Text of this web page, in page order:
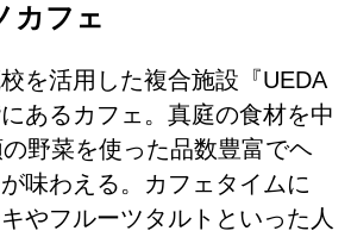
カフェ
を活用した複合施設『UEDA
あるカフェ。真庭の食材を中
野菜を使った品数豊富でヘ
味わえる。カフェタイムに
やフルーツタルトといった人